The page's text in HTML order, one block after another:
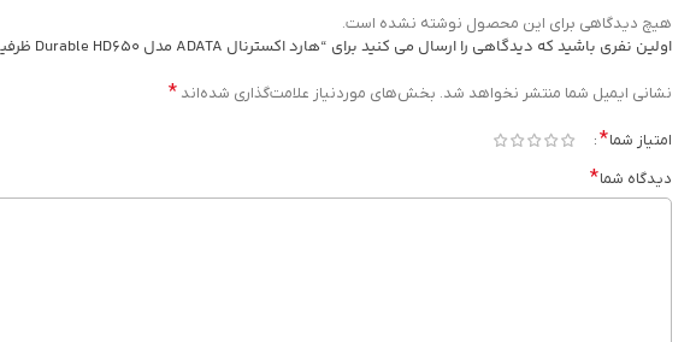
هیچ دیدگاهی برای این محصول نوشته نشده است.
اولین نفری باشید که دیدگاهی را ارسال می کنید برای “هارد اکسترنال ADATA مدل Durable HD650 ظرفیت 2TB”
نشانی ایمیل شما منتشر نخواهد شد. بخش‌های موردنیاز علامت‌گذاری شده‌اند *
امتیاز شما*
دیدگاه شما*